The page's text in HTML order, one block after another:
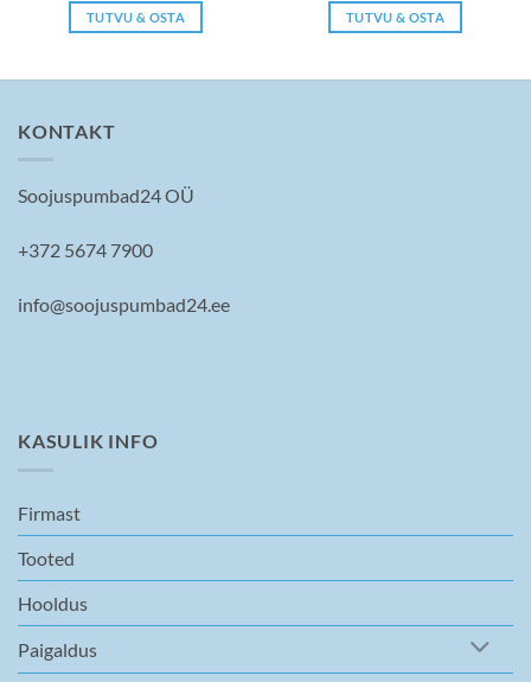
TUTVU & OSTA TUTVU & OSTA
KONTAKT
Soojuspumbad24 OÜ
+372 5674 7900
info@soojuspumbad24.ee
KASULIK INFO
Firmast
Tooted
Hooldus
Paigaldus